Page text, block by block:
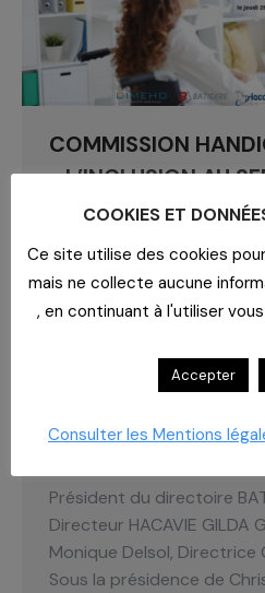
COMMISSION
« L’INCLUSION AU
L’EXPÉRIENCE
/SOIGNANT »
Actualités,Blog Handicap,Les
– 12h30) à notre
thème de « L’inclusion au
participation de : Ann
Président du directoire
Directeur HACAVIE GILDA
Monique Delsol, Directrice
Sous la présidence de
COOKIES ET
Ce site utilise des cookies
mais ne collecte aucune
, en continuant à l'utiliser
Accepter
Consulter les Mentions